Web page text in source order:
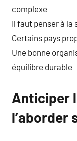
complexe
Il faut penser à la
Certains pays
Une bonne
équilibre durable
Anticiper
l’aborder